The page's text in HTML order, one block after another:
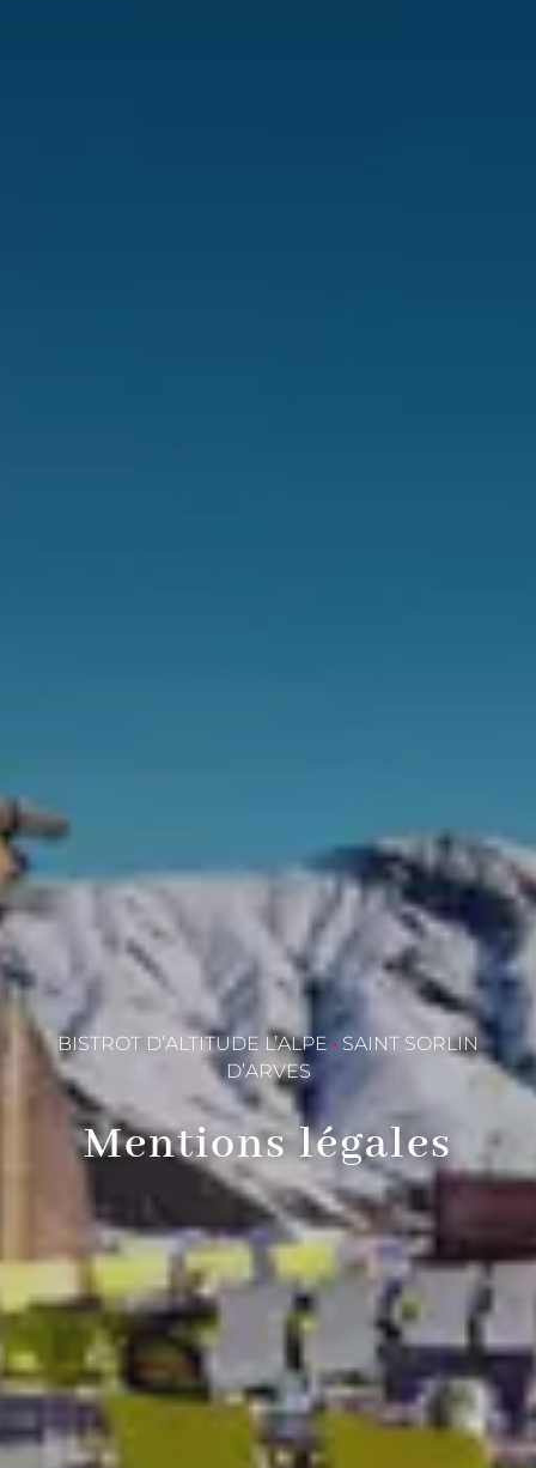
BISTROT D’ALTITUDE L’ALPE • SAINT SORLIN
D’ARVES
Mentions légales